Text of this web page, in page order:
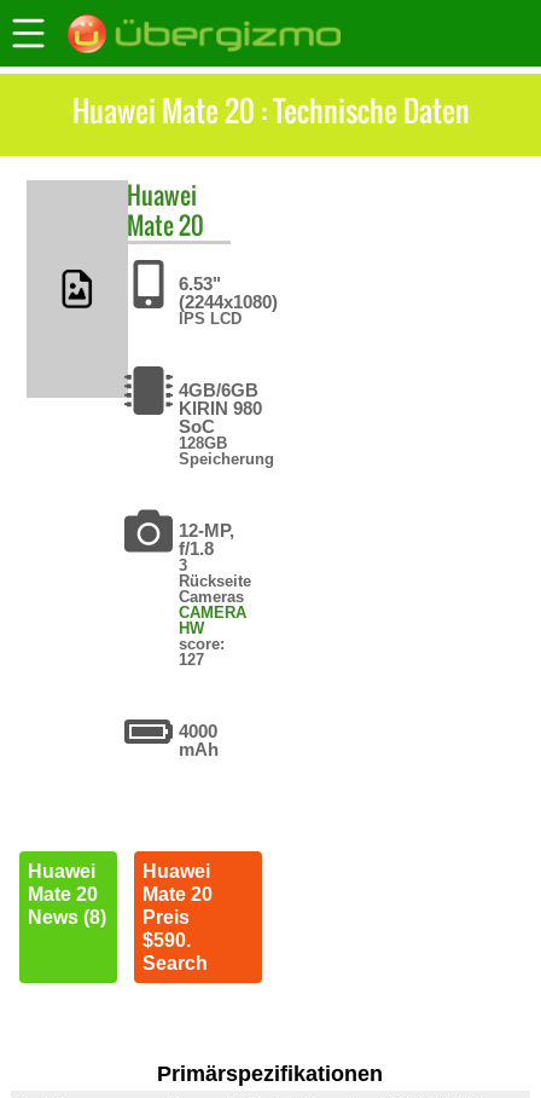
Huawei Mate 20 : Technische Daten
Huawei
Mate 20
6.53"
(2244x1080)
IPS LCD
4GB/6GB
KIRIN 980
SoC
128GB
Speicherung
12-MP,
f/1.8
3
Rückseite
Cameras
CAMERA
HW
score:
127
4000
mAh
Huawei
Mate 20
News (8)
Huawei
Mate 20
Preis
$590.
Search
Primärspezifikationen